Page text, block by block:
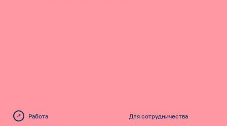
Работа Для сотрудничества